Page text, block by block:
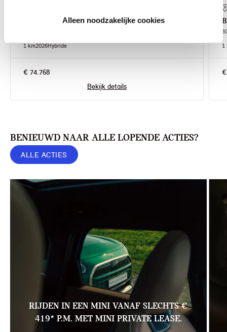
Alleen noodzakelijke cookies
1 km2026Hybride
€ 74.768
Bekijk details
1
BENIEUWD NAAR ALLE LOPENDE ACTIES?
ALLE ACTIES
RIJDEN IN EEN MINI VANAF SLECHTS €
419* P.M. MET MINI PRIVATE LEASE.